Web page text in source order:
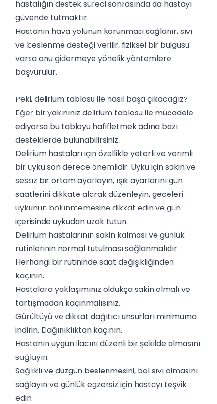
hastalığın destek süreci sonrasında da hastayı
güvende tutmaktır.
Hastanın hava yolunun korunması sağlanır, sıvı
ve beslenme desteği verilir, fiziksel bir bulgusu
varsa onu gidermeye yönelik yöntemlere
başvurulur.
Peki, delirium tablosu ile nasıl başa çıkacağız?
Eğer bir yakınınız delirium tablosu ile mücadele
ediyorsa bu tabloyu hafifletmek adına bazı
desteklerde bulunabilirsiniz.
Delirium hastaları için özellikle yeterli ve verimli
bir uyku son derece önemlidir. Uyku için sakin ve
sessiz bir ortam ayarlayın, ışık ayarlarını gün
saatlerini dikkate alarak düzenleyin, geceleri
uykunun bölünmemesine dikkat edin ve gün
içerisinde uykudan uzak tutun.
Delirium hastalarının sakin kalması ve günlük
rutinlerinin normal tutulması sağlanmalıdır.
Herhangi bir rutininde saat değişikliğinden
kaçının.
Hastalara yaklaşımınız oldukça sakin olmalı ve
tartışmadan kaçınmalısınız.
Gürültüyü ve dikkat dağıtıcı unsurları minimuma
indirin. Dağınıklıktan kaçının.
Hastanın uygun ilacını düzenli bir şekilde almasını
sağlayın.
Sağlıklı ve düzgün beslenmesini, bol sıvı almasını
sağlayın ve günlük egzersiz için hastayı teşvik
edin.